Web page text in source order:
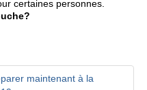
certaines personnes.
maintenant à la